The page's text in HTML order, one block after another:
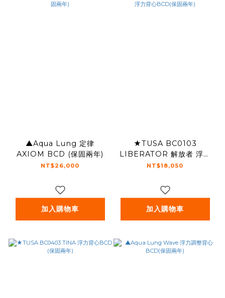
▲Aqua Lung 定律
AXIOM BCD (保固兩年)
NT$26,000
加入購物車
★TUSA BC0103
LIBERATOR 解放者 浮力
背心BCD(保固兩年)
NT$18,050
加入購物車